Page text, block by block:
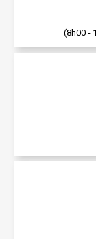
(8h00 -